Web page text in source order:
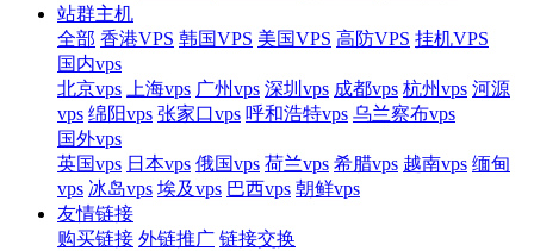
站群主机
全部 香港VPS 韩国VPS 美国VPS 高防VPS 挂机VPS
国内vps
北京vps
上海vps 广州vps 深圳vps 成都vps 杭州vps 河源
vps 绵阳vps 张家口vps 呼和浩特vps 乌兰察布vps
国外vps
英国vps 日本vps 俄国vps 荷兰vps 希腊vps 越南vps 缅甸
vps 冰岛vps 埃及vps 巴西vps 朝鲜vps
友情链接
购买链接 外链推广 链接交换